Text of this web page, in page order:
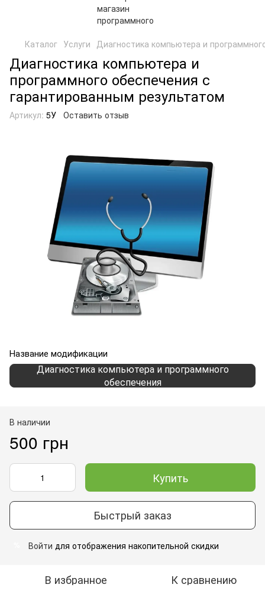
Каталог Услуги Диагностика компьютера и
Диагностика компьютера и
программного обеспечения с
гарантированным результатом
Артикул: 5У Оставить отзыв
Название модификации
Диагностика компьютера и программного
обеспечения
В наличии
500 грн
Купить
Быстрый заказ
Войти для отображения накопительной скидки
В избранное К сравнению